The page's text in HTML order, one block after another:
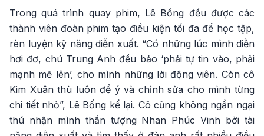
Trong quá trình quay phim, Lê Bống đều được các
thành viên đoàn phim tạo điều kiện tối đa để học tập,
rèn luyện kỹ năng diễn xuất. “Có những lúc mình diễn
hơi đơ, chú Trung Anh đều bảo ‘phải tự tin vào, phải
mạnh mẽ lên’, cho mình những lời động viên. Còn cô
Kim Xuân thù luôn để ý và chỉnh sửa cho mình từng
chi tiết nhỏ”, Lê Bống kể lại. Cô cũng không ngần ngại
thú nhận mình thần tượng Nhan Phúc Vinh bởi tài